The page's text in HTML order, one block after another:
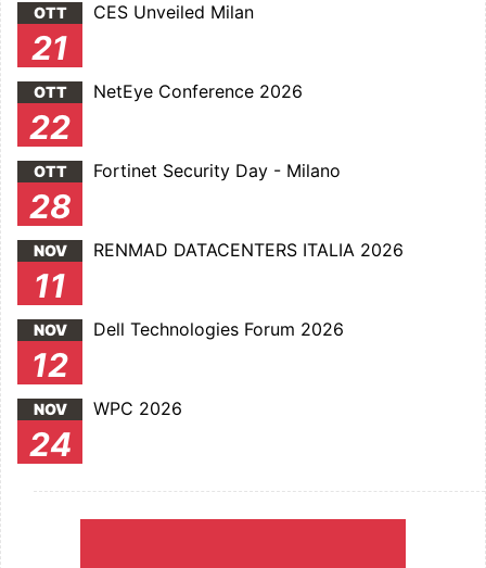
OTT
21
CES Unveiled Milan
OTT
22
NetEye Conference 2026
OTT
28
Fortinet Security Day - Milano
NOV
11
RENMAD DATACENTERS ITALIA 2026
NOV
12
Dell Technologies Forum 2026
NOV
24
WPC 2026